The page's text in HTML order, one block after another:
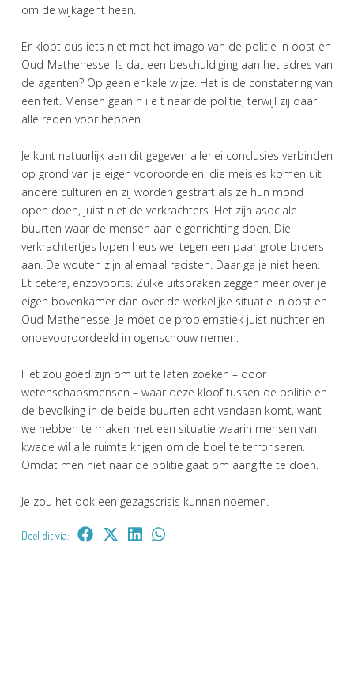
om de wijkagent heen.
Er klopt dus iets niet met het imago van de politie in oost en
Oud-Mathenesse. Is dat een beschuldiging aan het adres van
de agenten? Op geen enkele wijze. Het is de constatering van
een feit. Mensen gaan n i e t naar de politie, terwijl zij daar
alle reden voor hebben.
Je kunt natuurlijk aan dit gegeven allerlei conclusies verbinden
op grond van je eigen vooroordelen: die meisjes komen uit
andere culturen en zij worden gestraft als ze hun mond
open doen, juist niet de verkrachters. Het zijn asociale
buurten waar de mensen aan eigenrichting doen. Die
verkrachtertjes lopen heus wel tegen een paar grote broers
aan. De wouten zijn allemaal racisten. Daar ga je niet heen.
Et cetera, enzovoorts. Zulke uitspraken zeggen meer over je
eigen bovenkamer dan over de werkelijke situatie in oost en
Oud-Mathenesse. Je moet de problematiek juist nuchter en
onbevooroordeeld in ogenschouw nemen.
Het zou goed zijn om uit te laten zoeken – door
wetenschapsmensen – waar deze kloof tussen de politie en
de bevolking in de beide buurten echt vandaan komt, want
we hebben te maken met een situatie waarin mensen van
kwade wil alle ruimte krijgen om de boel te terroriseren.
Omdat men niet naar de politie gaat om aangifte te doen.
Je zou het ook een gezagscrisis kunnen noemen.
Deel dit via: